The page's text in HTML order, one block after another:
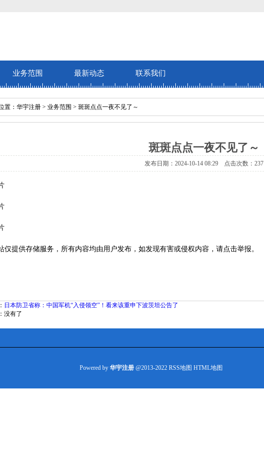
业务范围 最新动态 联系我们
置： 华宇注册 > 业务范围 > 斑斑点点一夜不见了～
斑斑点点一夜不见了～
发布日期：2024-10-14 08:29 点击次数：237
仅提供存储服务，所有内容均由用户发布，如发现有害或侵权内容，请点击举报。
日本防卫省称：中国军机“入侵领空”！看来该重申下波茨坦公告了
没有了
Powered by 华宇注册 @2013-2022 RSS地图 HTML地图